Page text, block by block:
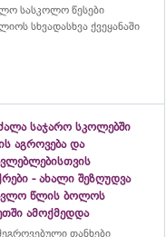
სასკოლო წესები
სხვადასხვა ქვეყანაში
საჯარო სკოლებში
აგროვება და
- ახალი შეზღუდვა
წლის ბოლოს
ამოქმედდა
თანხები